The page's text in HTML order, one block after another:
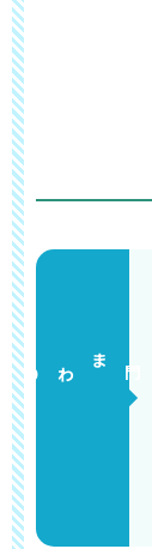
門まわり